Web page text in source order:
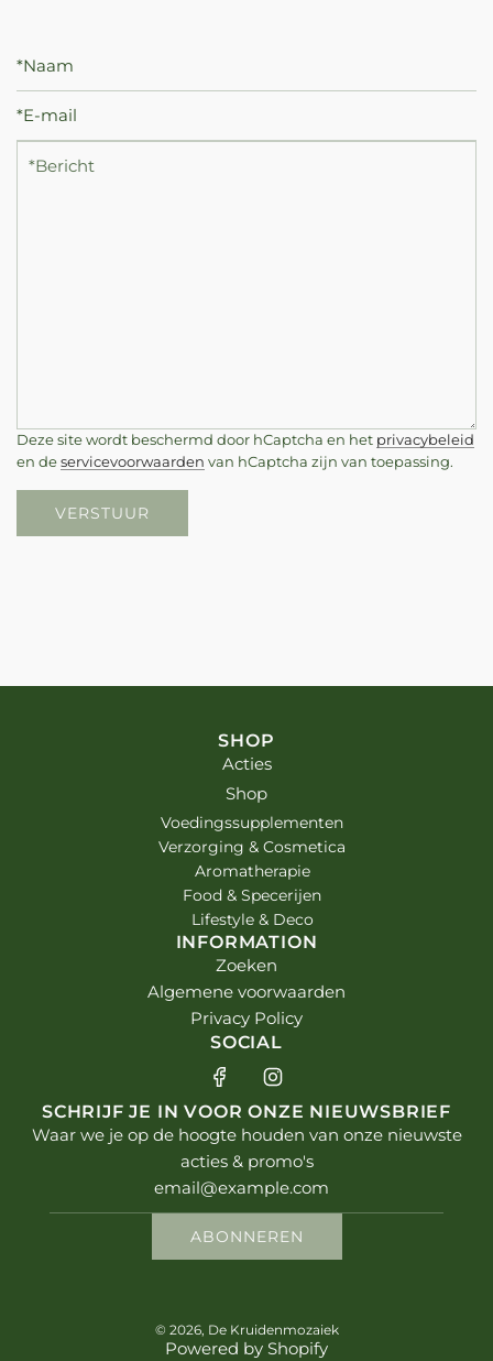
Deze site wordt beschermd door hCaptcha en het privacybeleid
en de servicevoorwaarden van hCaptcha zijn van toepassing.
VERSTUUR
SHOP
Acties
Shop
Voedingssupplementen
Verzorging & Cosmetica
Aromatherapie
Food & Specerijen
Lifestyle & Deco
INFORMATION
Zoeken
Algemene voorwaarden
Privacy Policy
SOCIAL
SCHRIJF JE IN VOOR ONZE NIEUWSBRIEF
Waar we je op de hoogte houden van onze nieuwste
acties & promo's
ABONNEREN
© 2026, De Kruidenmozaiek
Powered by Shopify